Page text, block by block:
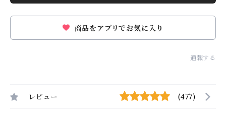
商品をアプリでお気に入り
通報する
レビュー (477)